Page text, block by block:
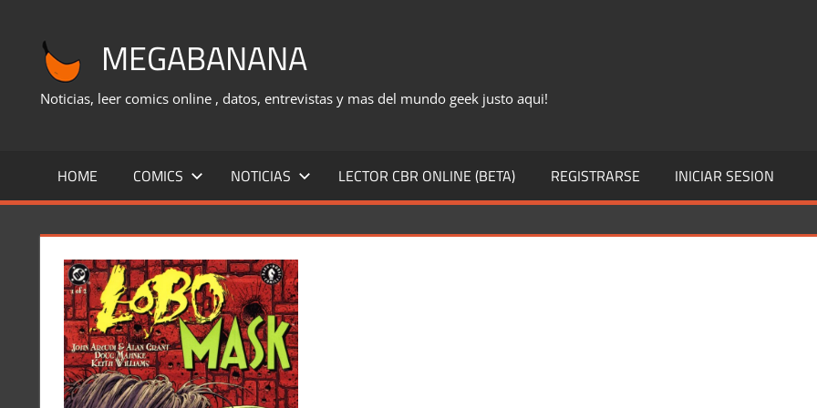
contenido
MEGABANANA
Noticias, leer comics online , datos, entrevistas y mas del mundo geek justo aqui!
HOME COMICS NOTICIAS LECTOR CBR ONLINE (BETA) REGISTRARSE INICIAR SESION